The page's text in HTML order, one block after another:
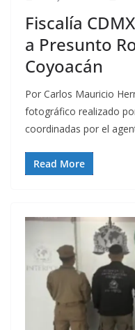
Fiscalía
a Presunto
Coyoacán
Por Carlos Mauricio
fotográfico realizado
coordinadas por el
Read More